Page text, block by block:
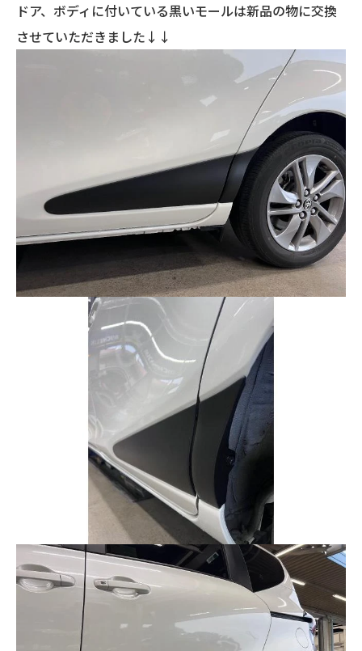
ドア、ボディに付いている黒いモールは新品の物に交換
させていただきました↓↓